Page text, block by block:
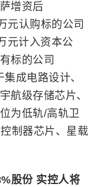
增资后
元认购标的公司
元计入资本公
标的公司
成电路设计、
航级存储芯片、
为低轨/高轨卫
制器芯片、星载
股份 实控人将